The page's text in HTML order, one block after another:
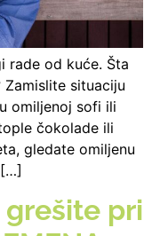
rade od kuće. Šta
situaciju
omiljenoj sofi ili
čokolade ili
gledate omiljenu
grešite pri